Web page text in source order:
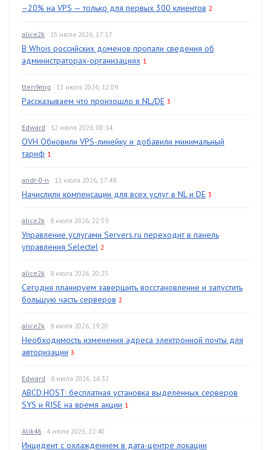
–20% на VPS — только для первых 300 клиентов 2
alice2k · 15 июля 2026, 17:17
В Whois российских доменов пропали сведения об
администраторах-организациях 1
tten9mrg · 13 июля 2026, 12:09
Рассказываем что произошло в NL/DE 3
Edward · 12 июля 2026, 00:14
OVH Обновили VPS-линейку и добавили минимальный
тариф 1
andr-0-n · 11 июля 2026, 17:48
Начислили компенсации для всех услуг в NL и DE 3
alice2k · 8 июля 2026, 22:59
Управление услугами Servers.ru переходит в панель
управления Selectel 2
alice2k · 8 июля 2026, 20:25
Сегодня планируем завершить восстановление и запустить
большую часть серверов 2
alice2k · 8 июля 2026, 19:20
Необходимость изменения адреса электронной почты для
авторизации 3
Edward · 8 июля 2026, 16:32
ABCD.HOST: бесплатная установка выделенных серверов
SYS и RISE на время акции 1
Alik46 · 4 июля 2026, 22:40
Инцидент с охлаждением в дата-центре локации